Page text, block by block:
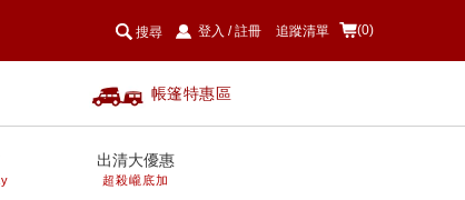
(0)
登入 / 註冊 追蹤清單
帳篷特惠區
搜尋
出清大優惠
超殺巄底加